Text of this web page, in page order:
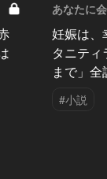
あなたに
妊娠は、
タニテ
まで」
#小説